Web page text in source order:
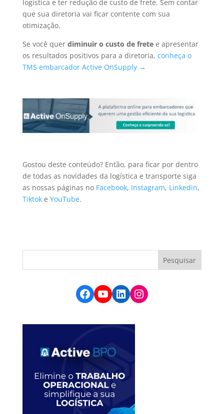
logística e ter redução de custo de frete. Sem contar
que sua diretoria vai ficar contente com sua
otimização.
Se você quer diminuir o custo de fretee apresentar
os resultados positivos para a diretoria, conheça o
TMS embarcador Active OnSupply →
Gostou deste conteúdo? Então, para ficar por dentro
de todas as novidades da logística e transporte siga
as nossas páginas no Facebook, Instagram, Linkedin,
Tiktoke YouTube.
Facebook
YouTube
LinkedIn
Instagram